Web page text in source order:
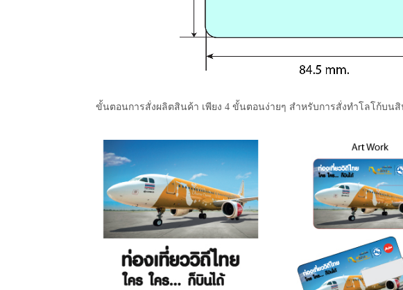
ขั้นตอนการสั่งผลิตสินค้า เพียง 4 ขั้นตอนง่ายๆ สำหรับการสั่งทำโลโก้บน